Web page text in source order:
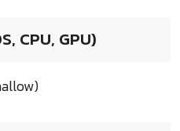
CPU, GPU)